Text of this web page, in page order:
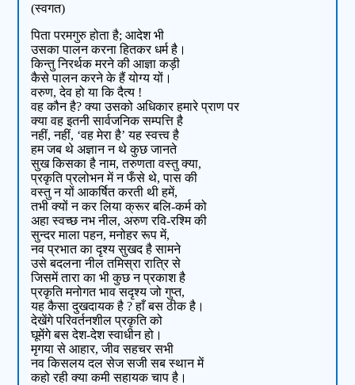
(स्वगत)
पिता परमगुरु होता है; आदेश भी
उसका पालन करना हितकर धर्म है।
किन्तु निरर्थक मरने की आज्ञा कड़ी
कैसे पालन करने के हैं योग्य यों।
वरुण, देव हो या कि दैत्य !
वह कौन है? क्या उसको अधिकार हमारे प्राण पर
क्या वह इतनी सार्वजनिक सम्पत्ति है
नहीं, नहीं, ‘वह मेरा है’ यह स्वत्त्व है
हम जब थे अज्ञान न थे कुछ जानते
सुख किसका है नाम, तरुणता वस्तु क्या,
प्रकृति प्रलोभन में न फँसे थे, पास की
वस्तु न यों आकर्षित करती थी हमें,
तभी क्यों न कर लिया क्रूर बलि-कर्म को
अहा स्वच्छ नभ नील, अरुण रवि-रश्मि की
सुन्दर माला पहन, मनोहर रूप में,
नव प्रभात का दृश्य सुखद है सामने
उसे बदलना नील तमिस्रा रात्रि से
जिसमें तारा का भी कुछ न प्रकाश है
प्रकृति मनोगत भाव सदृश्य जो गुप्त,
यह कैसा दुखदायक है ? हाँ बस ठीक है।
देखेंगे परिवर्तनशील प्रकृति को
घूमेंगे बस देश-देश स्वाधीन हो।
मृगया से आहार, जीव सहचर सभी
नव किसलय दल सेज सजी सब स्थान में
कहो रही क्या कमी सहायक चाप है।